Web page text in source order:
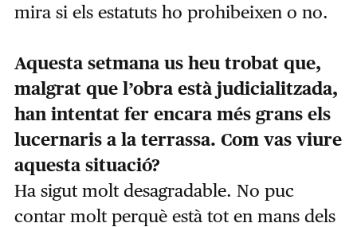
mira si els estatuts ho prohibeixen o no.
Aquesta setmana us heu trobat que,
malgrat que l’obra està judicialitzada,
han intentat fer encara més grans els
lucernaris a la terrassa. Com vas viure
aquesta situació?
Ha sigut molt desagradable. No puc
contar molt perquè està tot en mans dels